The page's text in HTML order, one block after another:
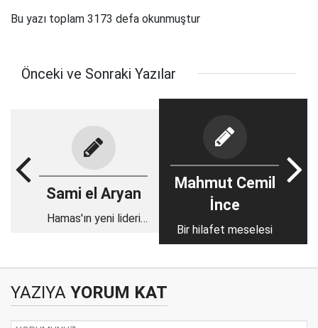
Bu yazı toplam 3173 defa okunmuştur
Önceki ve Sonraki Yazılar
Sami el Aryan
Hamas'ın yeni lideri
Mahmut Cemil
İnce
Bir hilafet meselesi
YAZIYA YORUM KAT